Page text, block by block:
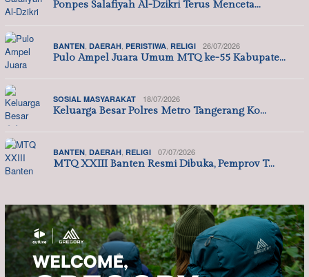
Ponpes Salafiyah Al-Dzikri Terus Menceta…
BANTEN DAERAH PERISTIWA RELIGI 26/07/2026
Pulo Ampel Juara Umum MTQ ke-55 Kabupate…
SOSIAL MASYARAKAT 18/07/2026
Keluarga Besar Polres Metro Tangerang Ko…
BANTEN DAERAH RELIGI 07/07/2026
MTQ XXIII Banten Resmi Dibuka, Pemprov T…